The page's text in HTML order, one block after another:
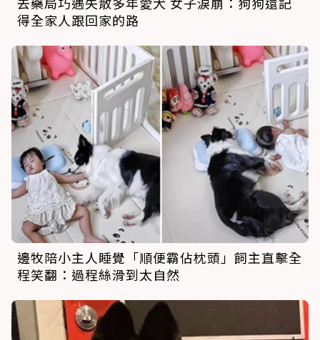
得全家人跟回家的路
邊牧陪小主人睡覺「順便霸佔枕頭」飼主直擊全
程笑翻：過程絲滑到太自然